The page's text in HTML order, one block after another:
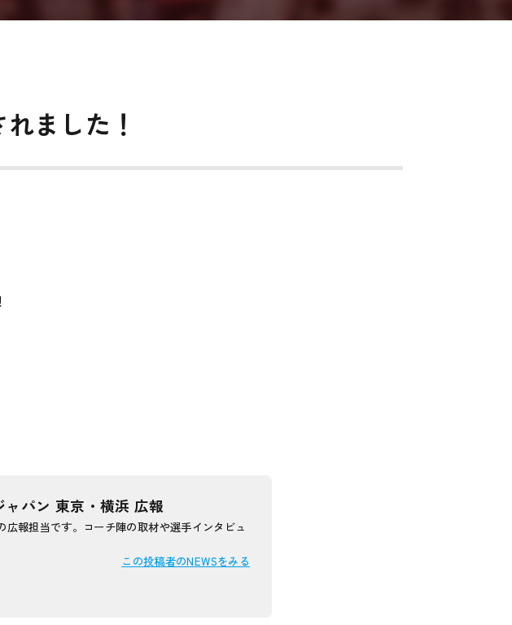
ました！
パン 東京・横浜 広報
報担当です。コーチ陣の取材や選手インタビュ
この投稿者のNEWSをみる